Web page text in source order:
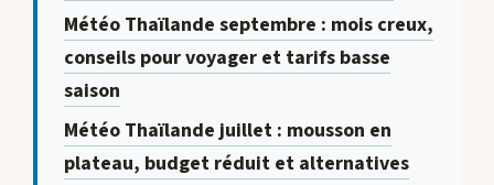
Météo Thaïlande septembre : mois creux,
conseils pour voyager et tarifs basse
saison
Météo Thaïlande juillet : mousson en
plateau, budget réduit et alternatives